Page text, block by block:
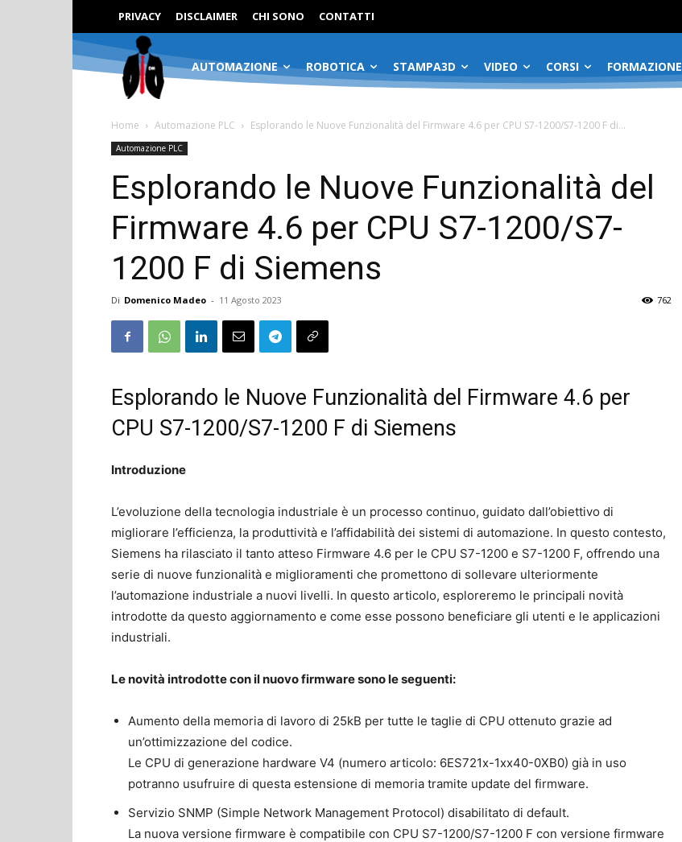
PRIVACY DISCLAIMER CHI SONO CONTATTI
AUTOMAZIONE ROBOTICA STAMPA3D VIDEO CORSI FORMAZIONE
Home Automazione PLC Esplorando le Nuove Funzionalità del Firmware 4.6 per CPU S7-1200/S7-1200 F di...
Automazione PLC
Esplorando le Nuove Funzionalità del
Firmware 4.6 per CPU S7-1200/S7-
1200 F di Siemens
Di Domenico Madeo - 11 Agosto 2023 762
Esplorando le Nuove Funzionalità del Firmware 4.6 per
CPU S7-1200/S7-1200 F di Siemens
Introduzione
L’evoluzione della tecnologia industriale è un processo continuo, guidato dall’obiettivo di
migliorare l’efficienza, la produttività e l’affidabilità dei sistemi di automazione. In questo contesto,
Siemens ha rilasciato il tanto atteso Firmware 4.6 per le CPU S7-1200 e S7-1200 F, offrendo una
serie di nuove funzionalità e miglioramenti che promettono di sollevare ulteriormente
l’automazione industriale a nuovi livelli. In questo articolo, esploreremo le principali novità
introdotte da questo aggiornamento e come esse possono beneficiare gli utenti e le applicazioni
industriali.
Le novità introdotte con il nuovo firmware sono le seguenti:
Aumento della memoria di lavoro di 25kB per tutte le taglie di CPU ottenuto grazie ad
un’ottimizzazione del codice.
Le CPU di generazione hardware V4 (numero articolo: 6ES721x-1xx40-0XB0) già in uso
potranno usufruire di questa estensione di memoria tramite update del firmware.
Servizio SNMP (Simple Network Management Protocol) disabilitato di default.
La nuova versione firmware è compatibile con CPU S7-1200/S7-1200 F con versione firmware